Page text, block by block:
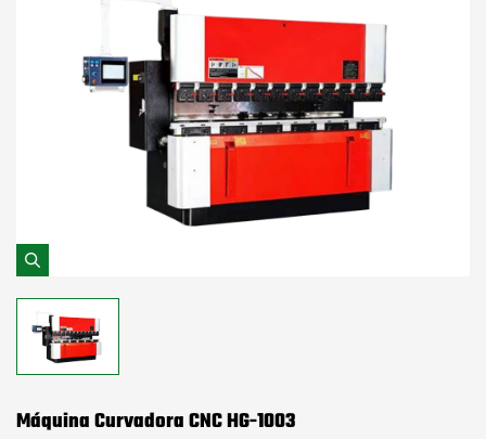
Máquina Curvadora CNC HG-1003